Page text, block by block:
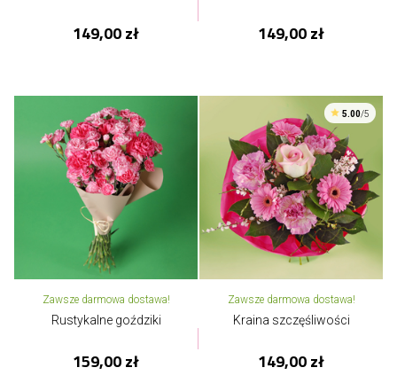
149,00 zł 149,00 zł
Zawsze darmowa dostawa!
Rustykalne goździki
159,00 zł
5.00/5
Zawsze darmowa dostawa!
Kraina szczęśliwości
149,00 zł